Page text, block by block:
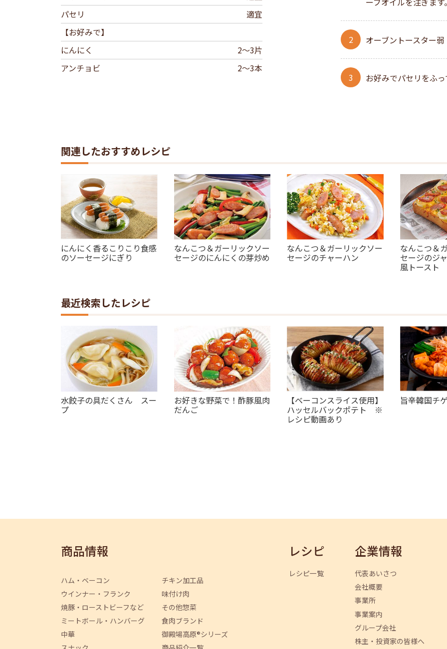
パセリ
適宜
【お好みで】
にんにく
2～3片
アンチョビ
2～3本
オーブントースター
お好みでパセリをふ
関連したおすすめレシピ
にんにく香るこりこり食感
のソーセージにぎり
なんこつ＆ガーリックソー
セージのにんにくの芽炒め
なんこつ＆ガーリックソー
セージのチャーハン
なんこつ＆
セージのジ
風トースト
最近検索したレシピ
水餃子の具だくさん スー
プ
お好きな野菜で！酢豚風肉
だんご
【ベーコンスライス使用】
ハッセルバックポテト ※
レシピ動画あり
旨辛韓国チゲ
商品情報
ハム・ベーコン
ウインナー・フランク
焼豚・ローストビーフなど
ミートボール・ハンバーグ
中華
チキン加工品
味付け肉
その他惣菜
食肉ブランド
御殿場高原®シリーズ
レシピ
レシピ一覧
企業情報
代表あいさつ
会社概要
事業所
事業案内
グループ会社
株主・投資家の皆様へ